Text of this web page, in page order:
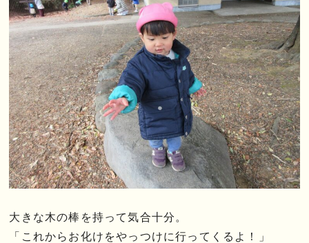
大きな木の棒を持って気合十分。
「これからお化けをやっつけに行ってくるよ！」